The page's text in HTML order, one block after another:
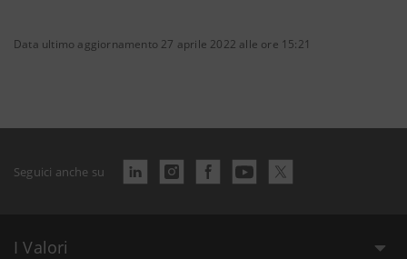
Data ultimo aggiornamento 27 aprile 2022 alle ore 15:21
Seguici anche su
I Valori